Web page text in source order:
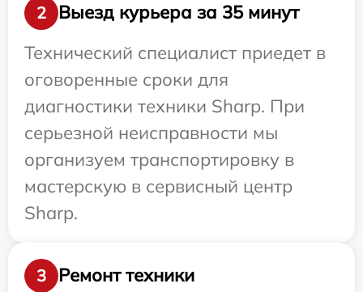
2
Выезд курьера за 35 минут
Технический специалист приедет в
оговоренные сроки для
диагностики техники Sharp. При
серьезной неисправности мы
организуем транспортировку в
мастерскую в сервисный центр
Sharp.
3 Ремонт техники